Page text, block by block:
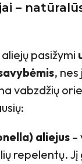
–
pasižymi
, nes
vabzdžių
aliejus –
repelentų.